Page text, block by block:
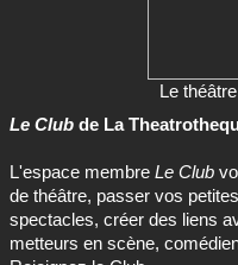
Le
Le Club de La
L'espace membre Le Club
de théâtre, passer vos
spectacles, créer des liens
metteurs en scène,